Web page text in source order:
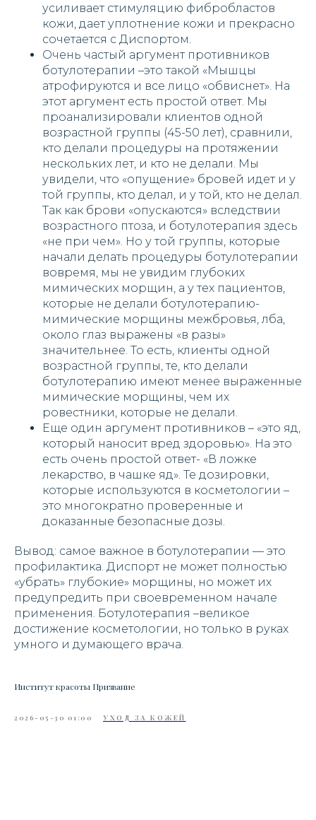
усиливает стимуляцию фибробластов
кожи, дает уплотнение кожи и прекрасно
сочетается с Диспортом.
Очень частый аргумент противников
ботулотерапии –это такой «Мышцы
атрофируются и все лицо «обвиснет». На
этот аргумент есть простой ответ. Мы
проанализировали клиентов одной
возрастной группы (45-50 лет), сравнили,
кто делали процедуры на протяжении
нескольких лет, и кто не делали. Мы
увидели, что «опущение» бровей идет и у
той группы, кто делал, и у той, кто не делал.
Так как брови «опускаются» вследствии
возрастного птоза, и ботулотерапия здесь
«не при чем». Но у той группы, которые
начали делать процедуры ботулотерапии
вовремя, мы не увидим глубоких
мимических морщин, а у тех пациентов,
которые не делали ботулотерапию-
мимические морщины межбровья, лба,
около глаз выражены «в разы»
значительнее. То есть, клиенты одной
возрастной группы, те, кто делали
ботулотерапию имеют менее выраженные
мимические морщины, чем их
ровестники, которые не делали.
Еще один аргумент противников – «это яд,
который наносит вред здоровью». На это
есть очень простой ответ- «В ложке
лекарство, в чашке яд». Те дозировки,
которые используются в косметологии –
это многократно проверенные и
доказанные безопасные дозы.
Вывод: самое важное в ботулотерапии — это
профилактика. Диспорт не может полностью
«убрать» глубокие» морщины, но может их
предупредить при своевременном начале
применения. Ботулотерапия –великое
достижение косметологии, но только в руках
умного и думающего врача.
Институт красоты Призвание
2026-05-30 01:00 УХОД ЗА КОЖЕЙ